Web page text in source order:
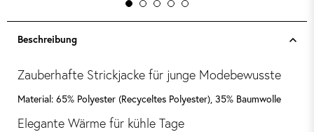
Beschreibung
Zauberhafte Strickjacke für junge Modebewusste
Material: 65% Polyester (Recyceltes Polyester), 35% Baumwolle
Elegante Wärme für kühle Tage